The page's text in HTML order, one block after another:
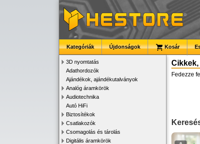
Kategóriák Újdonságok Kosár
3D nyomtatás
Adathordozók
Ajándékok, ajándékutalványok
Analóg áramkörök
Audiotechnika
Autó HiFi
Biztosítékok
Csatlakozók
Csomagolás és tárolás
Digitális áramkörök
Fedezze